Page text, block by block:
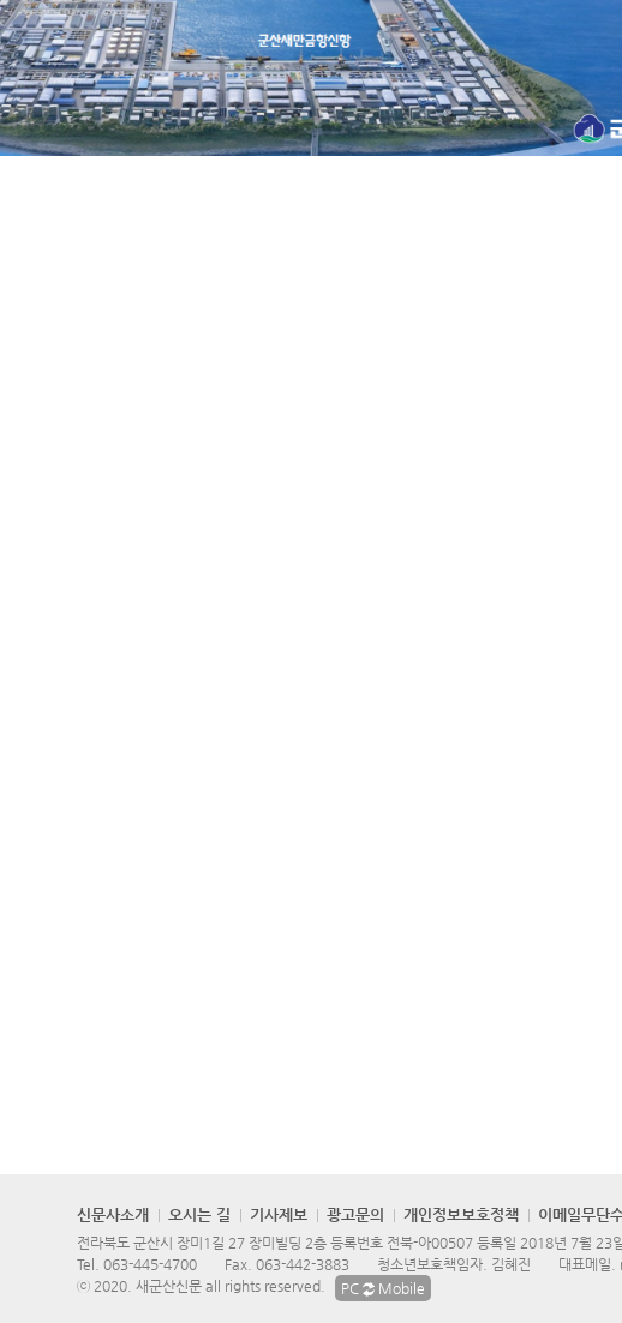
신문사소개 오시는 길 기사제보 광고문의 개인정보보호정책 이메일무단
전라북도 군산시 장미1길 27 장미빌딩 2층 등록번호 전북-아00507 등록일 2018년 7월 23
Tel. 063-445-4700 Fax. 063-442-3883 청소년보호책임자. 김혜진 대표메일.
ⓒ 2020. 새군산신문 all rights reserved.
PC Mobile